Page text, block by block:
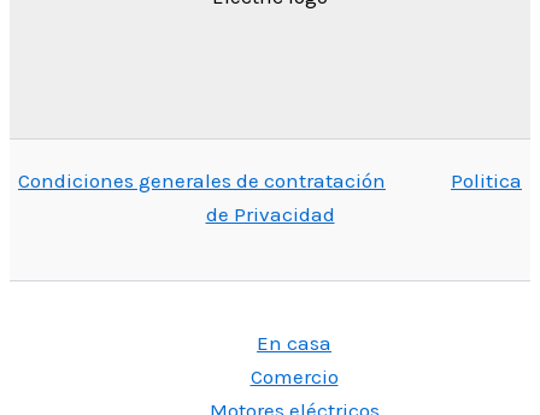
Condiciones generales de contratación
Politica
de Privacidad
En casa
Comercio
Motores eléctricos